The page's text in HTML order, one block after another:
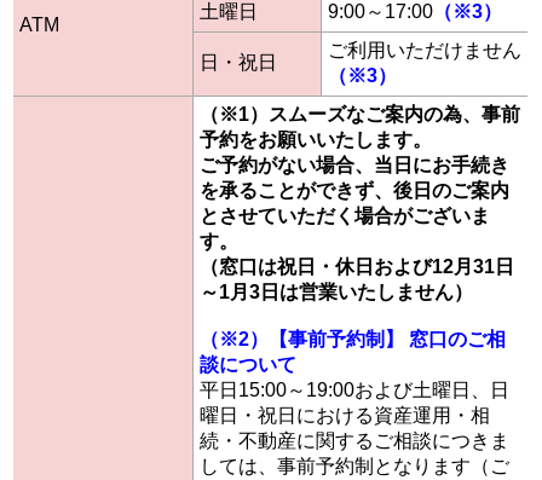
ATM
土曜日
9:00～17:00 （※3）
日・祝日
ご利用いただけません
（※3）
（※1）スムーズなご案内の為、事前
予約をお願いいたします。
ご予約がない場合、当日にお手続き
を承ることができず、後日のご案内
とさせていただく場合がございま
す。
（窓口は祝日・休日および12月31日
～1月3日は営業いたしません）
（※2）【事前予約制】 窓口のご相
談について
平日15:00～19:00および土曜日、日
曜日・祝日における資産運用・相
続・不動産に関するご相談につきま
しては、事前予約制となります（ご